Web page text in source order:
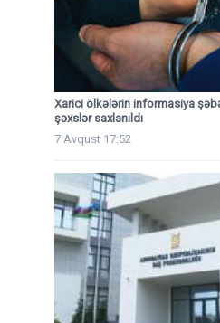
Xarici ölkələrin informasiya
şəxslər saxlanıldı
7 Avqust 17:52